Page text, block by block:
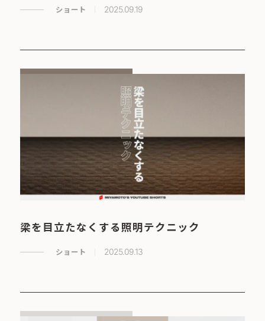
ショート 2025.09.19
梁を目立たなくする照明テクニック
ショート 2025.09.13